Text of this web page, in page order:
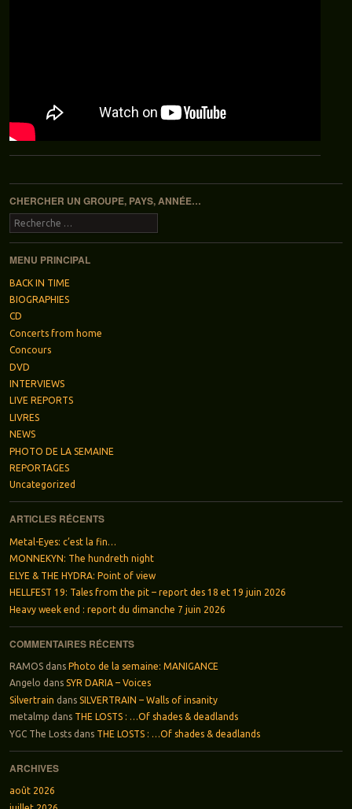
Navigation des articles
CHERCHER UN GROUPE, PAYS, ANNÉE…
Recherche
MENU PRINCIPAL
BACK IN TIME
BIOGRAPHIES
CD
Concerts from home
Concours
DVD
INTERVIEWS
LIVE REPORTS
LIVRES
NEWS
PHOTO DE LA SEMAINE
REPORTAGES
Uncategorized
ARTICLES RÉCENTS
Metal-Eyes: c’est la fin…
MONNEKYN: The hundreth night
ELYE & THE HYDRA: Point of view
HELLFEST 19: Tales from the pit – report des 18 et 19 juin 2026
Heavy week end : report du dimanche 7 juin 2026
COMMENTAIRES RÉCENTS
RAMOSdans Photo de la semaine: MANIGANCE
Angelo dans SYR DARIA – Voices
Silvertrain dans SILVERTRAIN – Walls of insanity
metalmp dans THE LOSTS : …Of shades & deadlands
YGC The Lostsdans THE LOSTS : …Of shades & deadlands
ARCHIVES
août 2026